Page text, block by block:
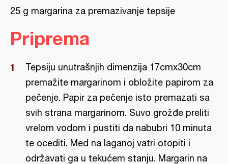
25 g margarina za premazivanje tepsije
Priprema
Tepsiju unutrašnjih dimenzija 17cmx30cm
premažite margarinom i obložite papirom za
pečenje. Papir za pečenje isto premazati sa
svih strana margarinom. Suvo grožđe preliti
vrelom vodom i pustiti da nabubri 10 minuta
te ocediti. Med na laganoj vatri otopiti i
održavati ga u tekućem stanju. Margarin na